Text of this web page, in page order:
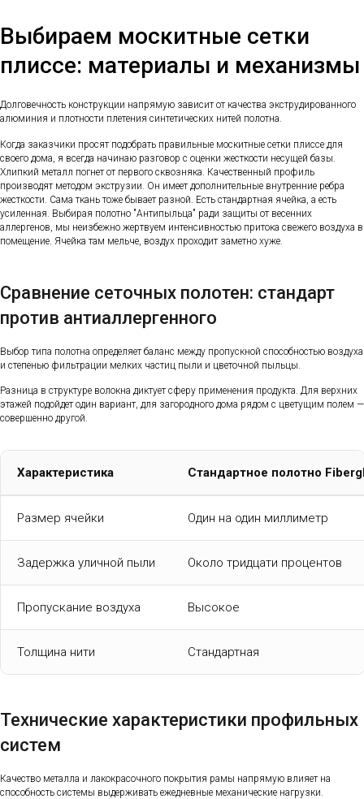
Выбираем москитные сетки
плиссе: материалы и механизмы
Долговечность конструкции напрямую зависит от качества экструдированного
алюминия и плотности плетения синтетических нитей полотна.
Когда заказчики просят подобрать правильные москитные сетки плиссе для
своего дома, я всегда начинаю разговор с оценки жесткости несущей базы.
Хлипкий металл погнет от первого сквозняка. Качественный профиль
производят методом экструзии. Он имеет дополнительные внутренние ребра
жесткости. Сама ткань тоже бывает разной. Есть стандартная ячейка, а есть
усиленная. Выбирая полотно "Антипыльца" ради защиты от весенних
аллергенов, мы неизбежно жертвуем интенсивностью притока свежего воздуха в
помещение. Ячейка там мельче, воздух проходит заметно хуже.
Сравнение сеточных полотен: стандарт
против антиаллергенного
Выбор типа полотна определяет баланс между пропускной способностью воздуха
и степенью фильтрации мелких частиц пыли и цветочной пыльцы.
Разница в структуре волокна диктует сферу применения продукта. Для верхних
этажей подойдет один вариант, для загородного дома рядом с цветущим полем —
совершенно другой.
Характеристика Стандартное полотно
Размер ячейки Один на один миллиметр
Задержка уличной пыли Около тридцати процентов
Пропускание воздуха Высокое
Толщина нити Стандартная
Технические характеристики профильных
систем
Качество металла и лакокрасочного покрытия рамы напрямую влияет на
способность системы выдерживать ежедневные механические нагрузки.